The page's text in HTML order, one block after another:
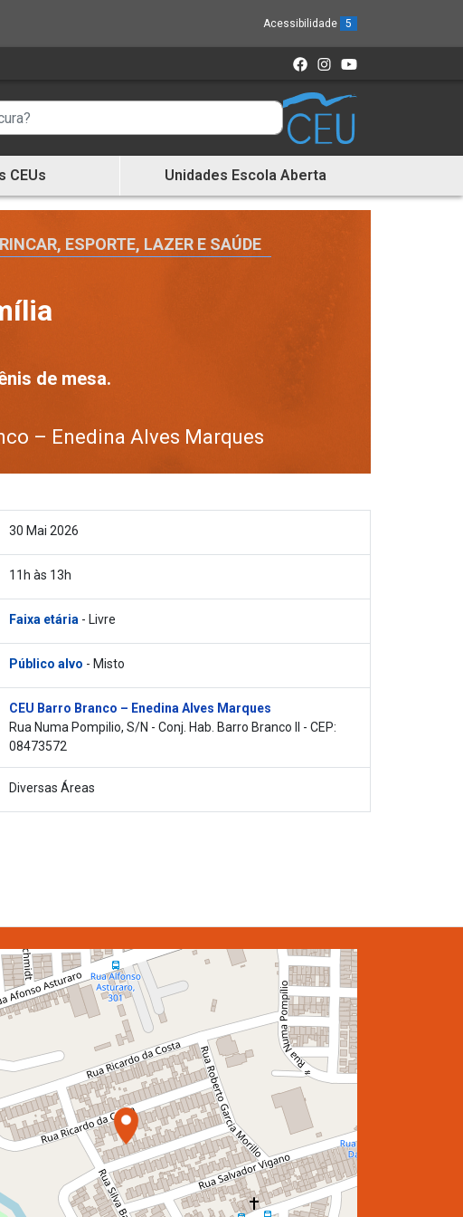
Acessibilidade 5
CEUs Unidades Escola Aberta
ESPORTE, LAZER E SAÚDE
de mesa.
– Enedina Alves Marques
30 Mai 2026
11h às 13h
Faixa etária- Livre
Público alvo - Misto
CEU Barro Branco – Enedina Alves Marques
Rua Numa Pompilio, S/N - Conj. Hab. Barro Branco II - CEP:
08473572
Diversas Áreas